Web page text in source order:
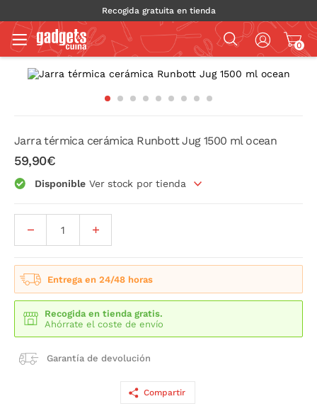
Recogida gratuita en tienda
0
Jarra térmica cerámica Runbott Jug 1500 ml ocean
59,90€
Disponible Ver stock por tienda
Entrega en 24/48 horas
Recogida en tienda gratis.
Ahórrate el coste de envío
Garantía de devolución
Compartir